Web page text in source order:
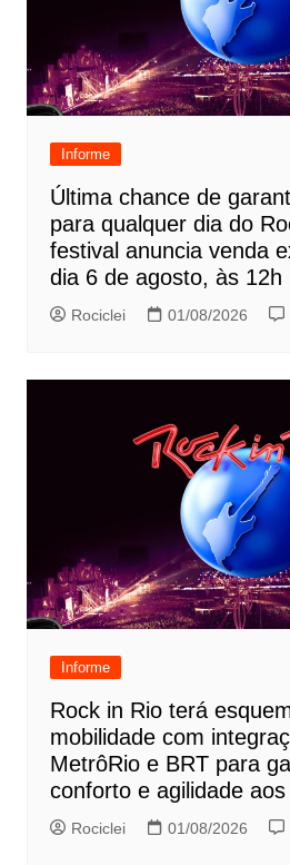
Informe
Última chance de
para qualquer dia do
festival anuncia venda
dia 6 de agosto, às 12h
Rociclei 01/08/2026
Informe
Rock in Rio terá
mobilidade com
MetrôRio e BRT para
conforto e agilidade
Rociclei 01/08/2026